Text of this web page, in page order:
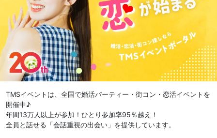
TMSイベントは、全国で婚活パーティー・街コン・恋活イベントを
開催中♪
年間13万人以上が参加！ひとり参加率95％越え！
全員と話せる「会話重視の出会い」を提供しています。